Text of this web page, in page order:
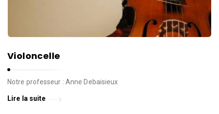
l
e
d
e
l
a
Violoncelle
Notre professeur : Anne Debaisieux
Lire la suite